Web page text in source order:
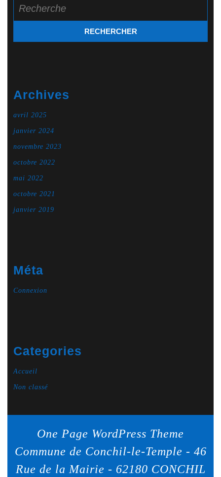
for:
Archives
avril 2025
janvier 2024
novembre 2023
octobre 2022
mai 2022
octobre 2021
janvier 2019
Méta
Connexion
Categories
Accueil
Non classé
One Page WordPress Theme
Commune de Conchil-le-Temple - 46
Rue de la Mairie - 62180 CONCHIL